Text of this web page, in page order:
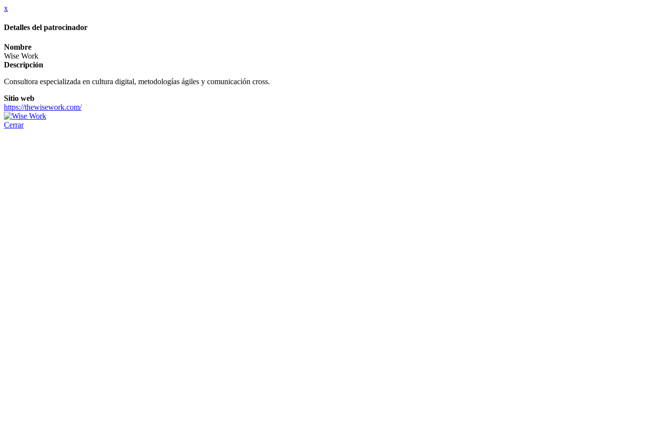
x
Detalles del patrocinador
Nombre
Wise Work
Descripción
Consultora especializada en cultura digital, metodologías ágiles y comunicación cross.
Sitio web
https://thewisework.com/
Cerrar